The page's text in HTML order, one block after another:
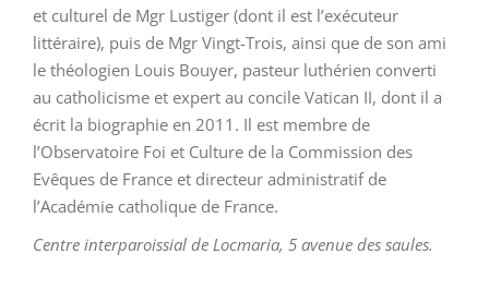
et culturel de Mgr Lustiger (dont il est l’exécuteur
littéraire), puis de Mgr Vingt-Trois, ainsi que de son ami
le théologien Louis Bouyer, pasteur luthérien converti
au catholicisme et expert au concile Vatican II, dont il a
écrit la biographie en 2011. Il est membre de
l’Observatoire Foi et Culture de la Commission des
Evêques de France et directeur administratif de
l’Académie catholique de France.
Centre interparoissial de Locmaria, 5 avenue des saules.